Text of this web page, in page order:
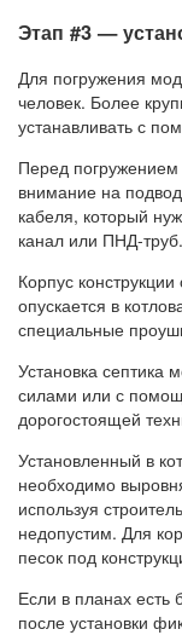
Этап #3 —
Для погружения
человек. Более
устанавливать с
Перед погружением
внимание на
кабеля, который
канал или ПНД-труб.
Корпус
опускается в
специальные
Установка септика
силами или с
дорогостоящей
Установленный в
необходимо
используя
недопустим. Для
песок под
Если в планах есть
после установки